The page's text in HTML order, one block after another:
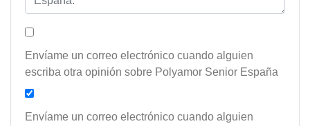
Envíame un correo electrónico cuando alguien
escriba otra opinión sobre Polyamor Senior España
Envíame un correo electrónico cuando alguien